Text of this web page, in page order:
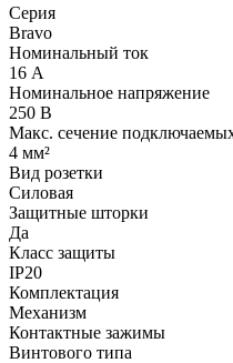
Серия
Bravo
Номинальный ток
16 А
Номинальное напряжение
250 В
Макс. сечение
4 мм²
Вид розетки
Силовая
Защитные шторки
Да
Класс защиты
IP20
Комплектация
Механизм
Контактные зажимы
Винтового типа